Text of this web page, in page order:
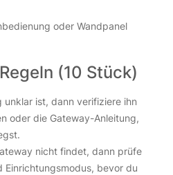
oder Wandpanel
(10 Stück)
unklar ist, dann verifiziere ihn
oder die Gateway-Anleitung,
nicht findet, dann prüfe
Einrichtungsmodus, bevor du